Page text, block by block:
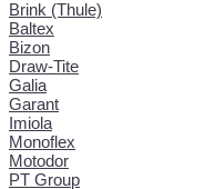
Brink (Thule)
Baltex
Bizon
Draw-Tite
Galia
Garant
Imiola
Monoflex
Motodor
PT Group